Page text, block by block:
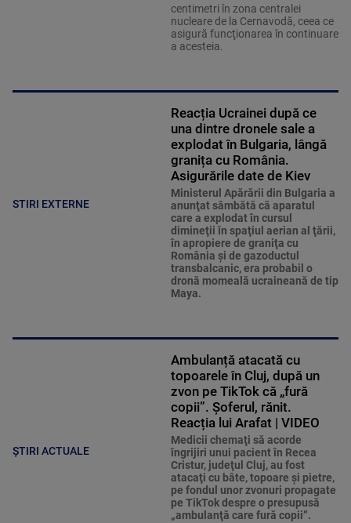
centimetri în zona centralei
nucleare de la Cernavodă, ceea ce
asigură funcţionarea în continuare
a acesteia.
STIRI EXTERNE
Reacția Ucrainei după ce
una dintre dronele sale a
explodat în Bulgaria, lângă
granița cu România.
Asigurările date de Kiev
Ministerul Apărării din Bulgaria a
anunţat sâmbătă că aparatul
care a explodat în cursul
dimineţii în spaţiul aerian al ţării,
în apropiere de graniţa cu
România şi de gazoductul
transbalcanic, era probabil o
dronă momeală ucraineană de tip
Maya.
ȘTIRI ACTUALE
Ambulanță atacată cu
topoarele în Cluj, după un
zvon pe TikTok că „fură
copii”. Șoferul, rănit.
Reacția lui Arafat | VIDEO
Medicii chemaţi să acorde
îngrijiri unui pacient în Recea
Cristur, judeţul Cluj, au fost
atacaţi cu bâte, topoare şi pietre,
pe fondul unor zvonuri propagate
pe TikTok despre o presupusă
„ambulanţă care fură copii”.